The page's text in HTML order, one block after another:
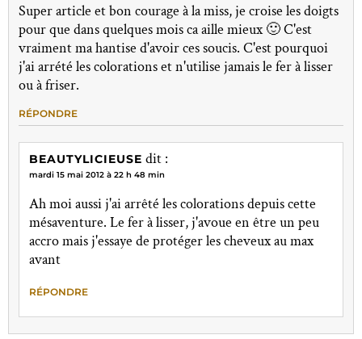
Super article et bon courage à la miss, je croise les doigts
pour que dans quelques mois ca aille mieux 🙂 C'est
vraiment ma hantise d'avoir ces soucis. C'est pourquoi
j'ai arrété les colorations et n'utilise jamais le fer à lisser
ou à friser.
RÉPONDRE
BEAUTYLICIEUSE dit :
mardi 15 mai 2012 à 22 h 48 min
Ah moi aussi j'ai arrêté les colorations depuis cette
mésaventure. Le fer à lisser, j'avoue en être un peu
accro mais j'essaye de protéger les cheveux au max
avant
RÉPONDRE